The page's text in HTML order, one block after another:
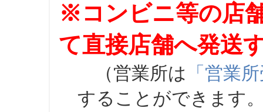
※コンビニ等の店
て直接店舗へ発送
（営業所は 「営業
することができます